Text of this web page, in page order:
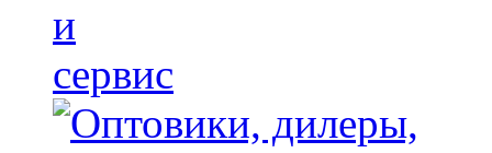
и
сервис